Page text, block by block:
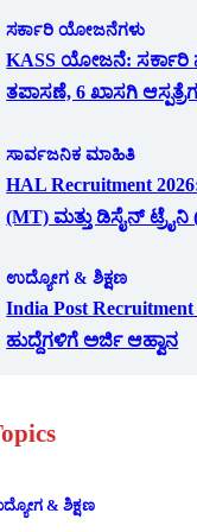
ಸರ್ಕಾರಿ ಯೋಜನೆಗಳು
KASS ಯೋಜನೆ:
ತಪಾಸಣೆ, 6 ಖಾಸಗಿ
ಸಾರ್ವಜನಿಕ ಮಾಹಿತಿ
HAL Recruitment
(MT) ಮತ್ತು ಡಿಸೈನ್
ಉದ್ಯೋಗ & ಶಿಕ್ಷಣ
India Post
ಹುದ್ದೆಗಳಿಗೆ ಅರ್ಜಿ ಆಹ್ವಾನ
& ಶಿಕ್ಷಣ